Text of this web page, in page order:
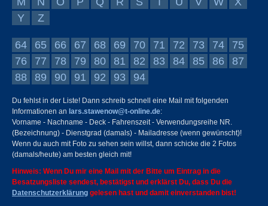
Y
Z
64 65 66 67 68 69 70 71 72 73 74
75
76
77 78 79 80 81 82 83 84 85 86
87
88
89 90 91 92 93 94
Du fehlst in der Liste! Dann schreib schnell eine Mail mit folgenden
Informationen an lars.stawenow@t-online.de:
Vorname - Nachname - Deck - Fahrenszeit - Verwendungsreihe NR.
(Bezeichnung) - Dienstgrad (damals) - Mailadresse (wenn gewünscht)!
Wenn du auch mit Foto zu sehen sein willst, dann schicke die 2 Fotos
(damals/heute) am besten gleich mit!
Hinweis: Wenn Du mir eine Mail mit der Bitte um Eintrag in die
Besatzungsliste sendest, bestätigst und erklärst Du, dass Du die
Datenschutzerklärung gelesen hast und damit einverstanden bist!